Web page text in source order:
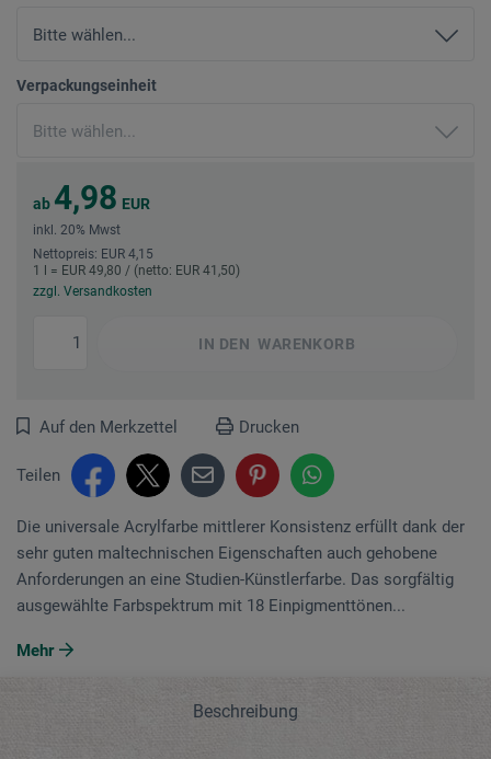
Verpackungseinheit
ab 4,98 EUR
inkl. 20% Mwst
Nettopreis: EUR 4,15
1 l = EUR 49,80 / (netto: EUR 41,50)
zzgl. Versandkosten
IN DEN WARENKORB
Auf den Merkzettel Drucken
Teilen
Die universale Acrylfarbe mittlerer Konsistenz erfüllt dank der
sehr guten maltechnischen Eigenschaften auch gehobene
Anforderungen an eine Studien-Künstlerfarbe. Das sorgfältig
ausgewählte Farbspektrum mit 18 Einpigmenttönen...
Mehr
Beschreibung